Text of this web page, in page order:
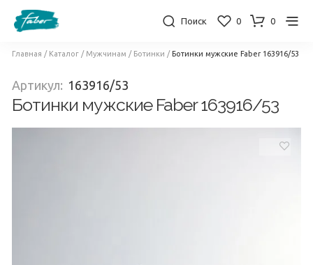
Поиск 0 0
Главная / Каталог / Мужчинам / Ботинки /Ботинки мужские Faber 163916/53
Артикул: 163916/53
Ботинки мужские Faber 163916/53